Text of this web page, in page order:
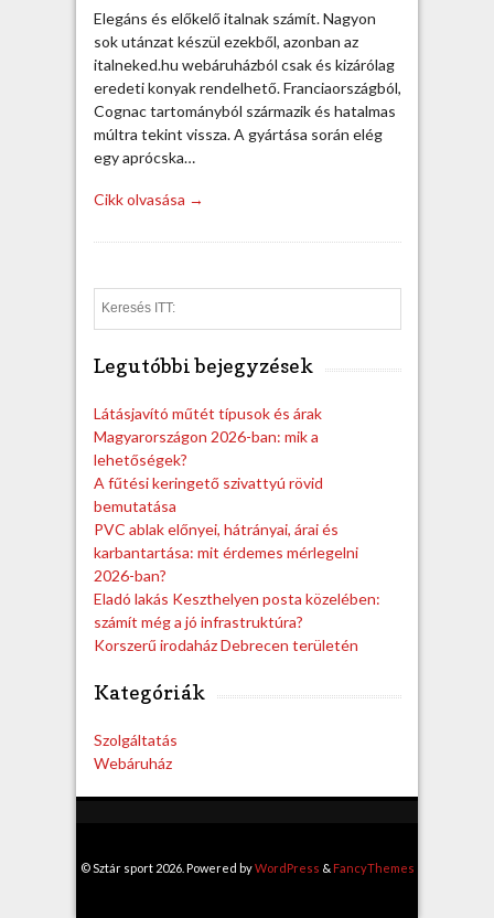
Elegáns és előkelő italnak számít. Nagyon
sok utánzat készül ezekből, azonban az
italneked.hu webáruházból csak és kizárólag
eredeti konyak rendelhető. Franciaországból,
Cognac tartományból származik és hatalmas
múltra tekint vissza. A gyártása során elég
egy aprócska…
Cikk olvasása →
e
Legutóbbi bejegyzések
Látásjavító műtét típusok és árak
Magyarországon 2026-ban: mik a
lehetőségek?
A fűtési keringető szivattyú rövid
bemutatása
PVC ablak előnyei, hátrányai, árai és
karbantartása: mit érdemes mérlegelni
2026-ban?
Eladó lakás Keszthelyen posta közelében:
számít még a jó infrastruktúra?
Korszerű irodaház Debrecen területén
Kategóriák
Szolgáltatás
Webáruház
© Sztár sport 2026. Powered byWordPress & FancyThemes